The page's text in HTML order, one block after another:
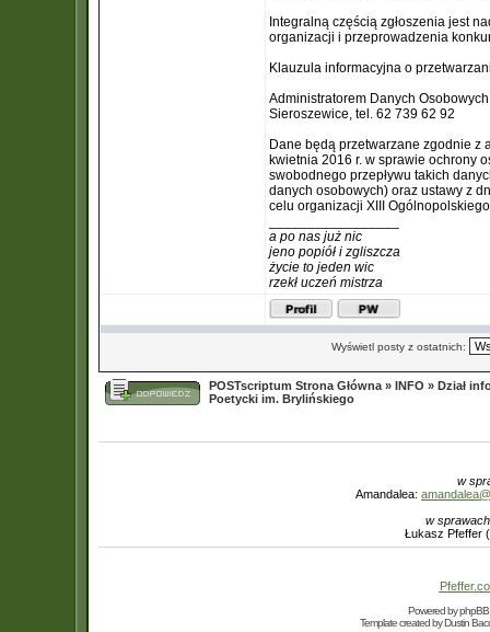
Integralną częścią zgłoszenia jest
organizacji i przeprowadzenia
Klauzula informacyjna o
Administratorem Danych
Sieroszewice, tel. 62 739 62 92
Dane będą przetwarzane zgodnie z
kwietnia 2016 r. w sprawie ochrony
swobodnego przepływu takich
danych osobowych) oraz ustawy z
celu organizacji XIII
a po nas już nic
jeno popiół i zgliszcza
życie to jeden wic
rzekł uczeń mistrza
Wyświetl posty z ostatnich:
POSTscriptum Strona Główna » INFO » Dział
Poetycki im. Brylińskiego
w
Amandalea:
w
Łukasz Pfeffer
Powered byphpBB
Template created byDustin